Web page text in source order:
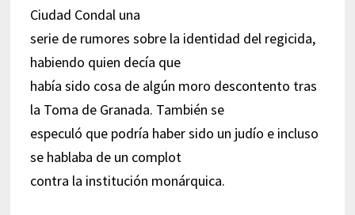
Ciudad Condal una
serie de rumores sobre la identidad del regicida,
habiendo quien decía que
había sido cosa de algún moro descontento tras
la Toma de Granada. También se
especuló que podría haber sido un judío e incluso
se hablaba de un complot
contra la institución monárquica.